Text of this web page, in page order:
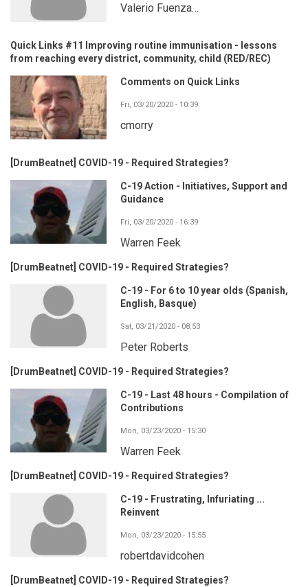
Valerio Fuenza…
Quick Links #11 Improving routine immunisation - lessons
from reaching every district, community, child (RED/REC)
Comments on Quick Links
Fri, 03/20/2020 - 10:39
cmorry
[DrumBeatnet] COVID-19 - Required Strategies?
C-19 Action - Initiatives, Support and
Guidance
Fri, 03/20/2020 - 16:39
Warren Feek
[DrumBeatnet] COVID-19 - Required Strategies?
C-19 - For 6 to 10 year olds (Spanish,
English, Basque)
Sat, 03/21/2020 - 08:53
Peter Roberts
[DrumBeatnet] COVID-19 - Required Strategies?
C-19 - Last 48 hours - Compilation of
Contributions
Mon, 03/23/2020 - 15:30
Warren Feek
[DrumBeatnet] COVID-19 - Required Strategies?
C-19 - Frustrating, Infuriating ...
Reinvent
Mon, 03/23/2020 - 15:55
robertdavidcohen
[DrumBeatnet] COVID-19 - Required Strategies?